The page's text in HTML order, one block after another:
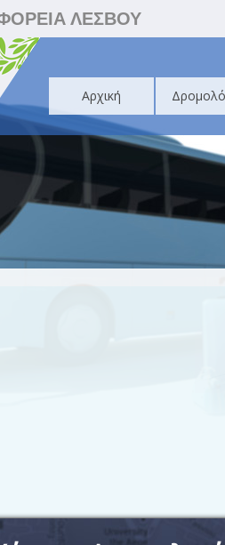
ΛΕΣΒΟΥ
Αρχική